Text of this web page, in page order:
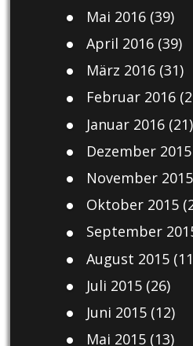
Mai 2016(39)
April 2016(39)
März 2016(31)
Februar 2016
Januar 2016(21)
Dezember 2015
November 2015
Oktober 2015
September
August 2015
Juli 2015(26)
Juni 2015(12)
Mai 2015(13)